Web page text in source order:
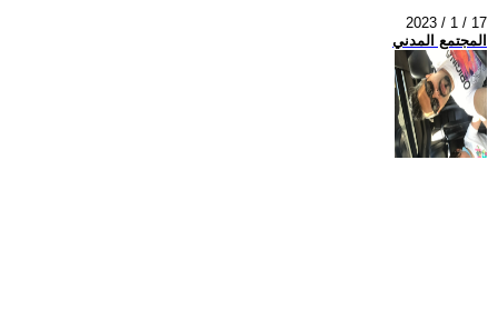
2023 / 1 / 17
المجتمع المدني